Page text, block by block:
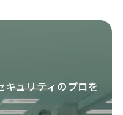
キュリティのプロを